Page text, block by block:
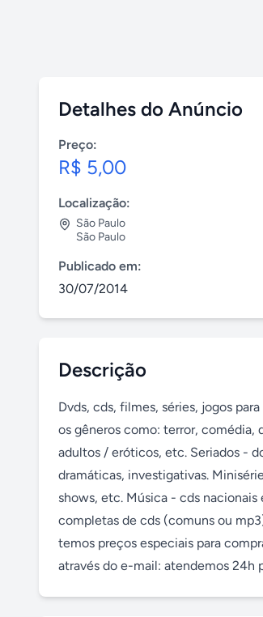
Detalhes do Anúncio
Preço:
R$ 5,00
Localização:
São Paulo
São Paulo
Publicado em:
30/07/2014
Descrição
Dvds, cds, filmes, séries, jogos
os gêneros como: terror,
adultos / eróticos, etc. Seriados -
dramáticas, investigativas.
shows, etc. Música - cds
completas de cds (comuns ou
temos preços especiais para
através do e-mail: atendemos 24h